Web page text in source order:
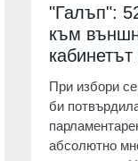
"Галъп":
към
При избори
би
абсолютно